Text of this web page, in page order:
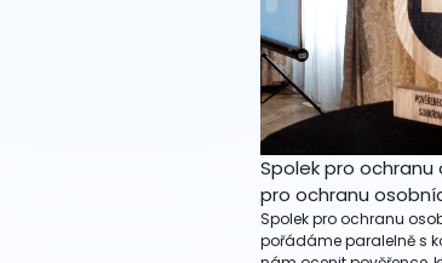
Spolek pro
pro ochranu
Spolek pro ochranu
pořádáme paralelně s